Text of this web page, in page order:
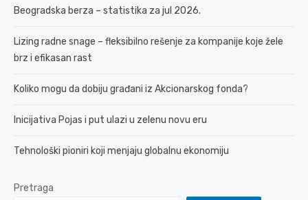
Beogradska berza – statistika za jul 2026.
Lizing radne snage – fleksibilno rešenje za kompanije koje žele
brz i efikasan rast
Koliko mogu da dobiju građani iz Akcionarskog fonda?
Inicijativa Pojas i put ulazi u zelenu novu eru
Tehnološki pioniri koji menjaju globalnu ekonomiju
Pretraga